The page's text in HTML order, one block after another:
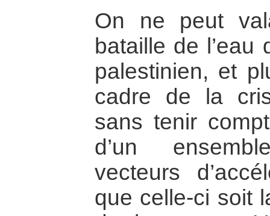
On ne peut
bataille de l’eau
palestinien, et
cadre de la
sans tenir
d’un
vecteurs
que celle-ci soit